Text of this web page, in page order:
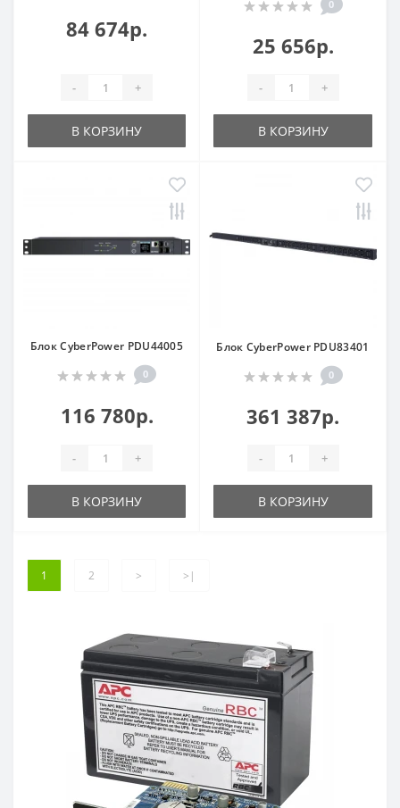
84 674р.
- +
В КОРЗИНУ
0
25 656р.
- +
В КОРЗИНУ
Блок CyberPower PDU44005
0
116 780р.
- +
В КОРЗИНУ
Блок CyberPower PDU83401
0
361 387р.
- +
В КОРЗИНУ
1 2 > >|